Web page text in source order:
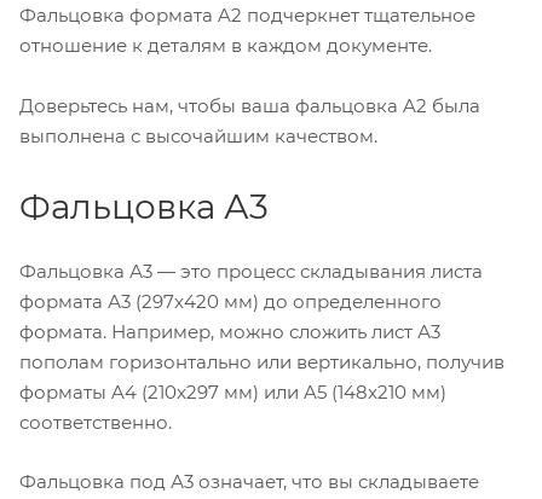
Фальцовка формата A2 подчеркнет тщательное
отношение к деталям в каждом документе.
Доверьтесь нам, чтобы ваша фальцовка A2 была
выполнена с высочайшим качеством.
Фальцовка А3
Фальцовка А3 — это процесс складывания листа
формата А3 (297x420 мм) до определенного
формата. Например, можно сложить лист А3
пополам горизонтально или вертикально, получив
форматы A4 (210x297 мм) или A5 (148x210 мм)
соответственно.
Фальцовка под А3 означает, что вы складываете